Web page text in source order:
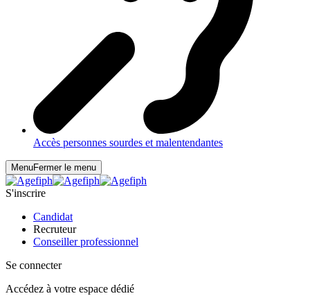
Accès personnes sourdes et malentendantes
MenuFermer le menu
S'inscrire
Candidat
Recruteur
Conseiller professionnel
Se connecter
Accédez à votre espace dédié